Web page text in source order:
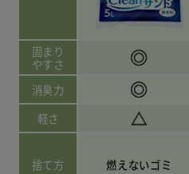
固まり
やすさ
消臭力
軽さ
捨て方 燃えないゴミ